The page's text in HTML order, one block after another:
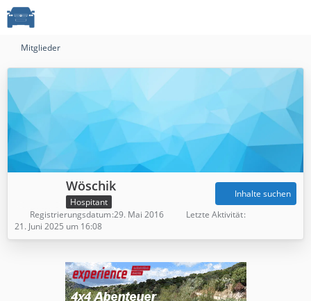
Mitglieder
Wöschik
Hospitant
Inhalte suchen
Registrierungsdatum 29. Mai 2016
Letzte Aktivität
21. Juni 2025 um 16:08